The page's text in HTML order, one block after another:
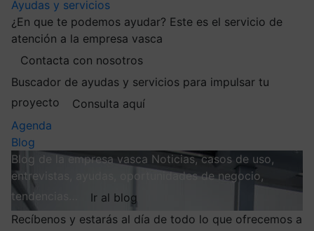
Ayudas y servicios
¿En que te podemos ayudar? Este es el servicio de
atención a la empresa vasca
Contacta con nosotros
Buscador de ayudas y servicios para impulsar tu
proyecto
Consulta aquí
Agenda
Blog
Blog de la empresa vasca Noticias, casos de uso,
entrevistas, ayudas, oportunidades de negocio,
tendencias…
Ir al blog
Recíbenos y estarás al día de todo lo que ofrecemos a